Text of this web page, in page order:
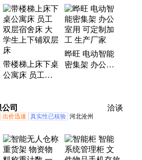
存放架
带楼梯上床下桌
公寓床 员工双
晔旺 电动智能
密集架 办公室
司 洽谈
出价迅速 真实性已核验 河北沧州